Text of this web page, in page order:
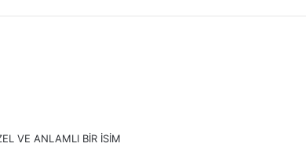
VE ANLAMLI BİR İSİM